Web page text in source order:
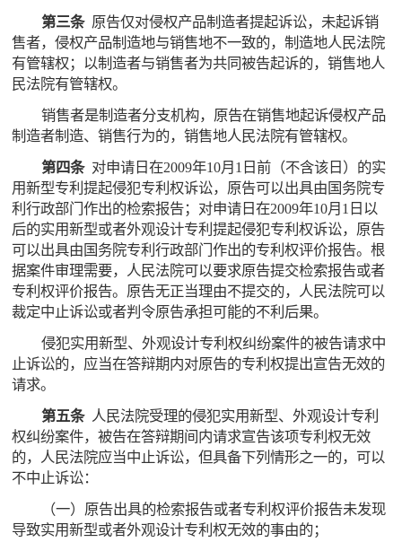
第三条 原告仅对侵权产品制造者提起诉讼，未起诉销
售者，侵权产品制造地与销售地不一致的，制造地人民法院
有管辖权；以制造者与销售者为共同被告起诉的，销售地人
民法院有管辖权。
销售者是制造者分支机构，原告在销售地起诉侵权产品
制造者制造、销售行为的，销售地人民法院有管辖权。
第四条 对申请日在2009年10月1日前（不含该日）的实
用新型专利提起侵犯专利权诉讼，原告可以出具由国务院专
利行政部门作出的检索报告；对申请日在2009年10月1日以
后的实用新型或者外观设计专利提起侵犯专利权诉讼，原告
可以出具由国务院专利行政部门作出的专利权评价报告。根
据案件审理需要，人民法院可以要求原告提交检索报告或者
专利权评价报告。原告无正当理由不提交的，人民法院可以
裁定中止诉讼或者判令原告承担可能的不利后果。
侵犯实用新型、外观设计专利权纠纷案件的被告请求中
止诉讼的，应当在答辩期内对原告的专利权提出宣告无效的
请求。
第五条 人民法院受理的侵犯实用新型、外观设计专利
权纠纷案件，被告在答辩期间内请求宣告该项专利权无效
的，人民法院应当中止诉讼，但具备下列情形之一的，可以
不中止诉讼：
（一）原告出具的检索报告或者专利权评价报告未发现
导致实用新型或者外观设计专利权无效的事由的；